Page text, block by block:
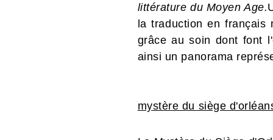
littérature du Moyen Age.
la traduction en français
grâce au soin dont font
ainsi un panorama
mystère du siège